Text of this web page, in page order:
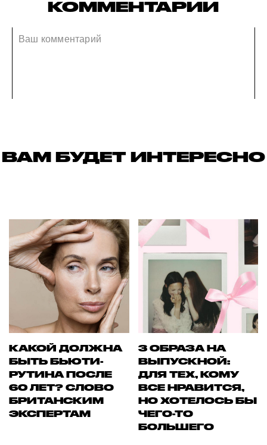
КОММЕНТАРИИ
ВАМ БУДЕТ ИНТЕРЕСНО
КАКОЙ ДОЛЖНА
БЫТЬ БЬЮТИ-
РУТИНА ПОСЛЕ
60 ЛЕТ? СЛОВО
БРИТАНСКИМ
ЭКСПЕРТАМ
3 ОБРАЗА НА
ВЫПУСКНОЙ:
ДЛЯ ТЕХ, КОМУ
ВСЕ НРАВИТСЯ,
НО ХОТЕЛОСЬ БЫ
ЧЕГО-ТО
БОЛЬШЕГО